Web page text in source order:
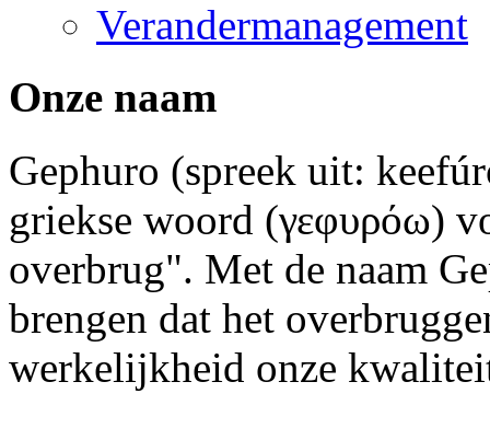
Verandermanagement
Onze naam
Gephuro (spreek uit:
griekse woord (γεφυρόω)
overbrug". Met de naam
brengen dat het
werkelijkheid onze